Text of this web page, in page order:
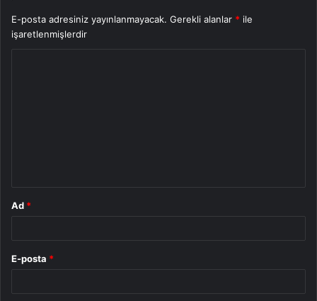
E-posta adresiniz yayınlanmayacak. Gerekli alanlar * ile
işaretlenmişlerdir
Ad *
E-posta *